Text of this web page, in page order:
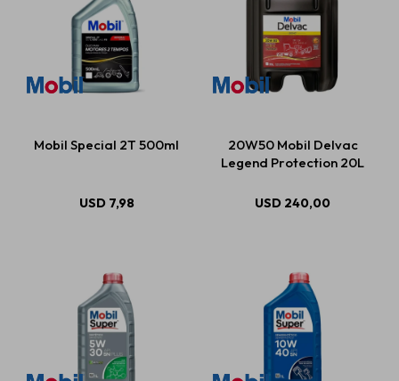
Mobil Special 2T 500ml
USD 7,98
20W50 Mobil Delvac
Legend Protection 20L
USD 240,00